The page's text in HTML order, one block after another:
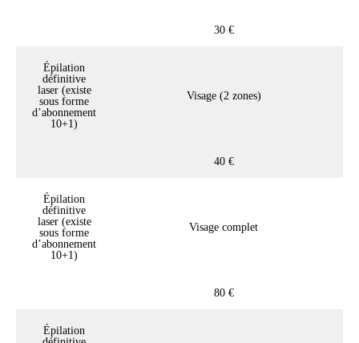
30 €
Épilation
définitive
laser (existe
sous forme
d’abonnement
10+1)
Visage (2 zones)
40 €
Épilation
définitive
laser (existe
sous forme
d’abonnement
10+1)
Visage complet
80 €
Épilation